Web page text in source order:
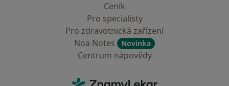
Ceník
Pro specialisty
Pro zdravotnická zařízení
Noa Notes
Novinka
Centrum nápovědy
ZnamyLekar - Hlavní stránka